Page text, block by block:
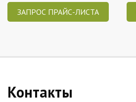
ЗАПРОС ПРАЙС-ЛИСТА
Контакты